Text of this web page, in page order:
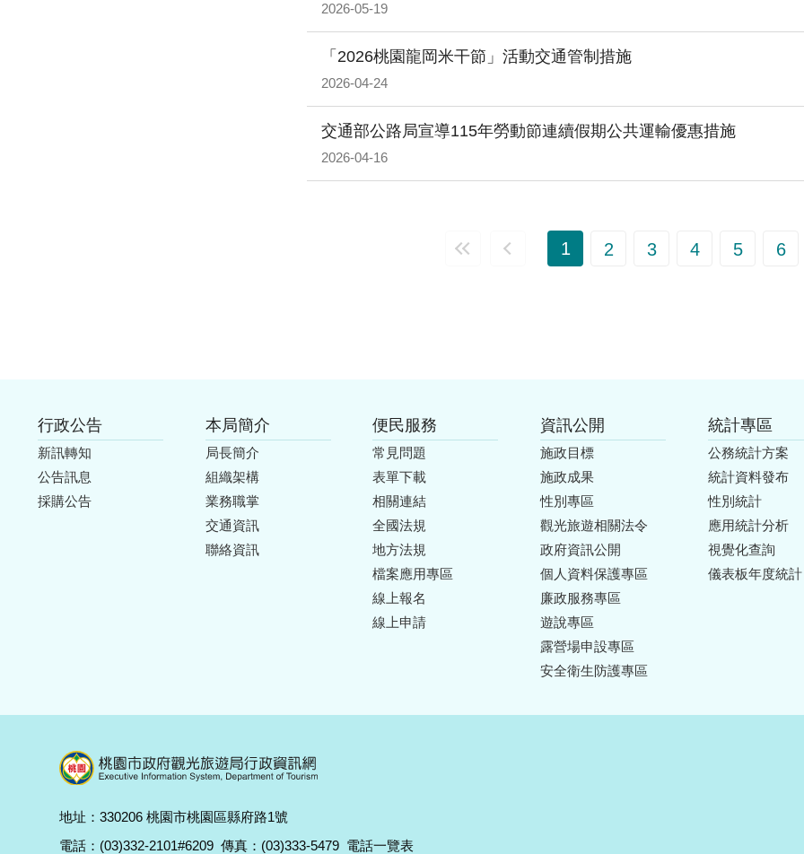
2026-05-19
「2026桃園龍岡米干節」活動交通管制措施
2026-04-24
交通部公路局宣導115年勞動節連續假期公共運輸優惠措施
2026-04-16
1 2 3 4 5 6
行政公告
新訊轉知
公告訊息
採購公告
本局簡介
局長簡介
組織架構
業務職掌
交通資訊
聯絡資訊
便民服務
常見問題
表單下載
相關連結
全國法規
地方法規
檔案應用專區
線上報名
線上申請
資訊公開
施政目標
施政成果
性別專區
觀光旅遊相關法令
政府資訊公開
個人資料保護專區
廉政服務專區
遊說專區
露營場申設專區
安全衛生防護專區
統計專區
公務統計方案
統計資料發布
性別統計
應用統計分析
視覺化查詢
儀表板年度統計
地址：330206 桃園市桃園區縣府路1號
電話：(03)332-2101#6209 傳真：(03)333-5479 電話一覽表